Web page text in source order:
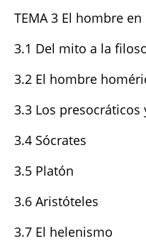
TEMA 3 El hombre
3.1 Del mito a la
3.2 El hombre
3.3 Los
3.4 Sócrates
3.5 Platón
3.6 Aristóteles
3.7 El helenismo